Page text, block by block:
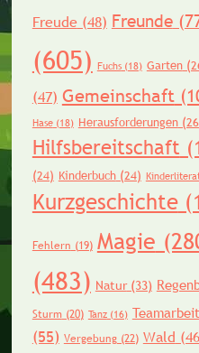
Freude(48) Freunde
(605) Fuchs(18) Garten
(47) Gemeinschaft
Hase(18) Herausforderungen
Hilfsbereitschaft
(24) Kinderbuch(24)
Kurzgeschichte
Fehlern (19) Magie
(483) Natur(33)
Sturm(20) Tanz(16) Teamarbeit
(55) Vergebung(22) Wald